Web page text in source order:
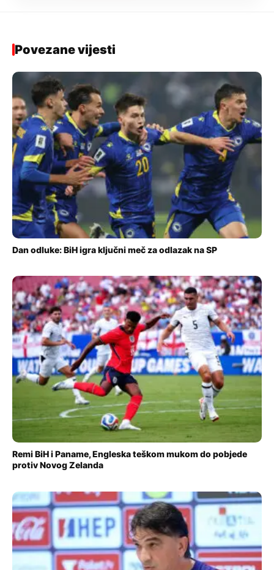
Povezane vijesti
Dan odluke: BiH igra ključni meč za odlazak na SP
Remi BiH i Paname, Engleska teškom mukom do pobjede
protiv Novog Zelanda